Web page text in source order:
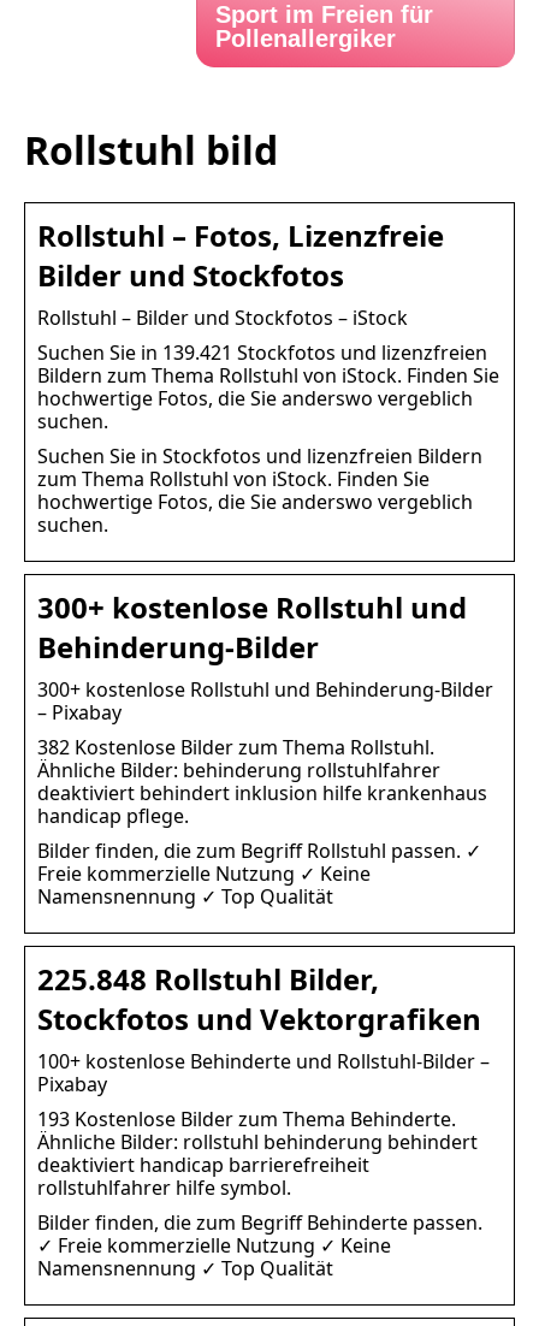
Sport im Freien für
Pollenallergiker
Rollstuhl bild
Rollstuhl – Fotos, Lizenzfreie
Bilder und Stockfotos
Rollstuhl – Bilder und Stockfotos – iStock
Suchen Sie in 139.421 Stockfotos und lizenzfreien
Bildern zum Thema Rollstuhl von iStock. Finden Sie
hochwertige Fotos, die Sie anderswo vergeblich
suchen.
Suchen Sie in Stockfotos und lizenzfreien Bildern
zum Thema Rollstuhl von iStock. Finden Sie
hochwertige Fotos, die Sie anderswo vergeblich
suchen.
300+ kostenlose Rollstuhl und
Behinderung-Bilder
300+ kostenlose Rollstuhl und Behinderung-Bilder
– Pixabay
382 Kostenlose Bilder zum Thema Rollstuhl.
Ähnliche Bilder: behinderung rollstuhlfahrer
deaktiviert behindert inklusion hilfe krankenhaus
handicap pflege.
Bilder finden, die zum Begriff Rollstuhl passen. ✓
Freie kommerzielle Nutzung ✓ Keine
Namensnennung ✓ Top Qualität
225.848 Rollstuhl Bilder,
Stockfotos und Vektorgrafiken
100+ kostenlose Behinderte und Rollstuhl-Bilder –
Pixabay
193 Kostenlose Bilder zum Thema Behinderte.
Ähnliche Bilder: rollstuhl behinderung behindert
deaktiviert handicap barrierefreiheit
rollstuhlfahrer hilfe symbol.
Bilder finden, die zum Begriff Behinderte passen.
✓ Freie kommerzielle Nutzung ✓ Keine
Namensnennung ✓ Top Qualität